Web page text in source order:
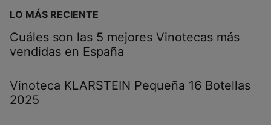
LO MÁS RECIENTE
Cuáles son las 5 mejores Vinotecas más
vendidas en España
Vinoteca KLARSTEIN Pequeña 16 Botellas
2025